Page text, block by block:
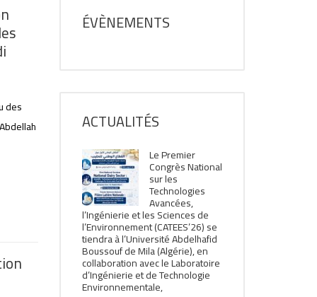
des
ÉVÈNEMENTS
ACTUALITÉS
Le Premier
Congrès National
sur les
Technologies
Avancées,
l’Ingénierie et les Sciences de
l’Environnement (CATEES’26) se
tiendra à l’Université Abdelhafid
Boussouf de Mila (Algérie), en
collaboration avec le Laboratoire
d’Ingénierie et de Technologie
Environnementale,